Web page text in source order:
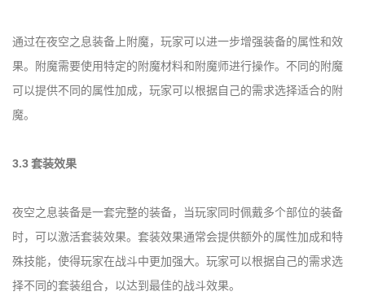
通过在夜空之息装备上附魔，玩家可以进一步增强装备的属性和效
果。附魔需要使用特定的附魔材料和附魔师进行操作。不同的附魔
可以提供不同的属性加成，玩家可以根据自己的需求选择适合的附
魔。
3.3 套装效果
夜空之息装备是一套完整的装备，当玩家同时佩戴多个部位的装备
时，可以激活套装效果。套装效果通常会提供额外的属性加成和特
殊技能，使得玩家在战斗中更加强大。玩家可以根据自己的需求选
择不同的套装组合，以达到最佳的战斗效果。